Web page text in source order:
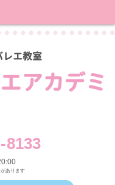
レエ教室
アカデミ
-8133
あります